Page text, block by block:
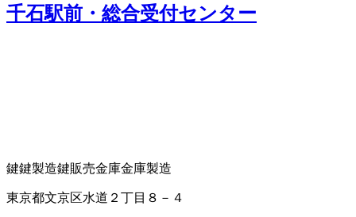
千石駅前・総合受付センター
鍵鍵製造鍵販売金庫金庫製造
東京都文京区水道２丁目８－４